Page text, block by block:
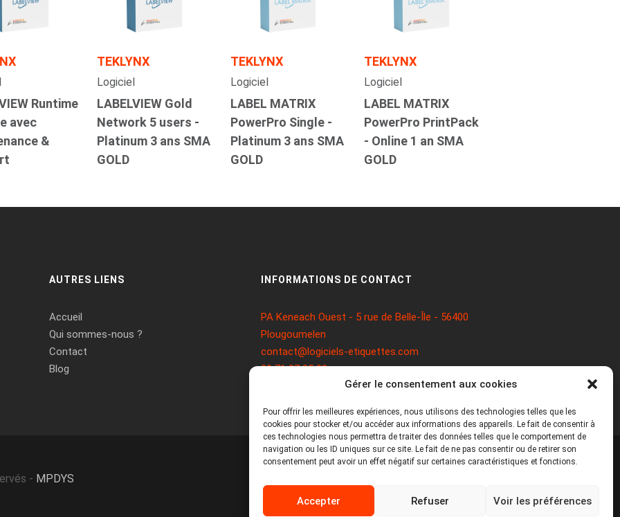
Gérer le consentement aux cookies
Pour offrir les meilleures expériences, nous utilisons des technologies telles que les
cookies pour stocker et/ou accéder aux informations des appareils. Le fait de consentir à
ces technologies nous permettra de traiter des données telles que le comportement de
navigation ou les ID uniques sur ce site. Le fait de ne pas consentir ou de retirer son
consentement peut avoir un effet négatif sur certaines caractéristiques et fonctions.
Accepter Refuser Voir les préférences
Runtime
avec
&
TEKLYNX
Logiciel
LABELVIEW Gold
Network 5 users -
Platinum 3 ans SMA
GOLD
TEKLYNX
Logiciel
LABEL MATRIX
PowerPro Single -
Platinum 3 ans SMA
GOLD
TEKLYNX
Logiciel
LABEL MATRIX
PowerPro PrintPack
- Online 1 an SMA
GOLD
AUTRES LIENS
Accueil
Qui sommes-nous ?
Contact
Blog
INFORMATIONS DE CONTACT
PA Keneach Ouest - 5 rue de Belle-Île - 56400
Plougoumelen
contact@logiciels-etiquettes.com
09 71 37 25 93
- MPDYS
Politique de cookies
Politique de confidentialité